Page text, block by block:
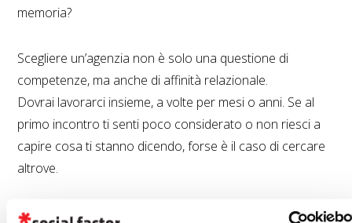
memoria?
Scegliere un’agenzia non è solo una questione di
competenze, ma anche di affinità relazionale.
Dovrai lavorarci insieme, a volte per mesi o anni. Se al
primo incontro ti senti poco considerato o non riesci a
capire cosa ti stanno dicendo, forse è il caso di cercare
altrove.
Il nostro consiglio: